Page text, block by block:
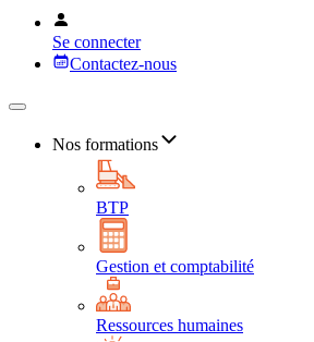
Se connecter
Contactez-nous
Nos formations
BTP
Gestion et comptabilité
Ressources humaines